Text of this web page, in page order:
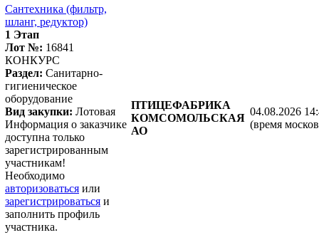
Сантехника (фильтр,
шланг, редуктор)
1 Этап
Лот №: 16841
КОНКУРС
Раздел: Санитарно-
гигиеническое
оборудование
Вид закупки: Лотовая
Информация о заказчике
доступна только
зарегистрированным
участникам!
Необходимо
авторизоваться или
зарегистрироваться и
заполнить профиль
участника.
ПТИЦЕФАБРИКА
КОМСОМОЛЬСКАЯ
АО
04.08.2026
(время